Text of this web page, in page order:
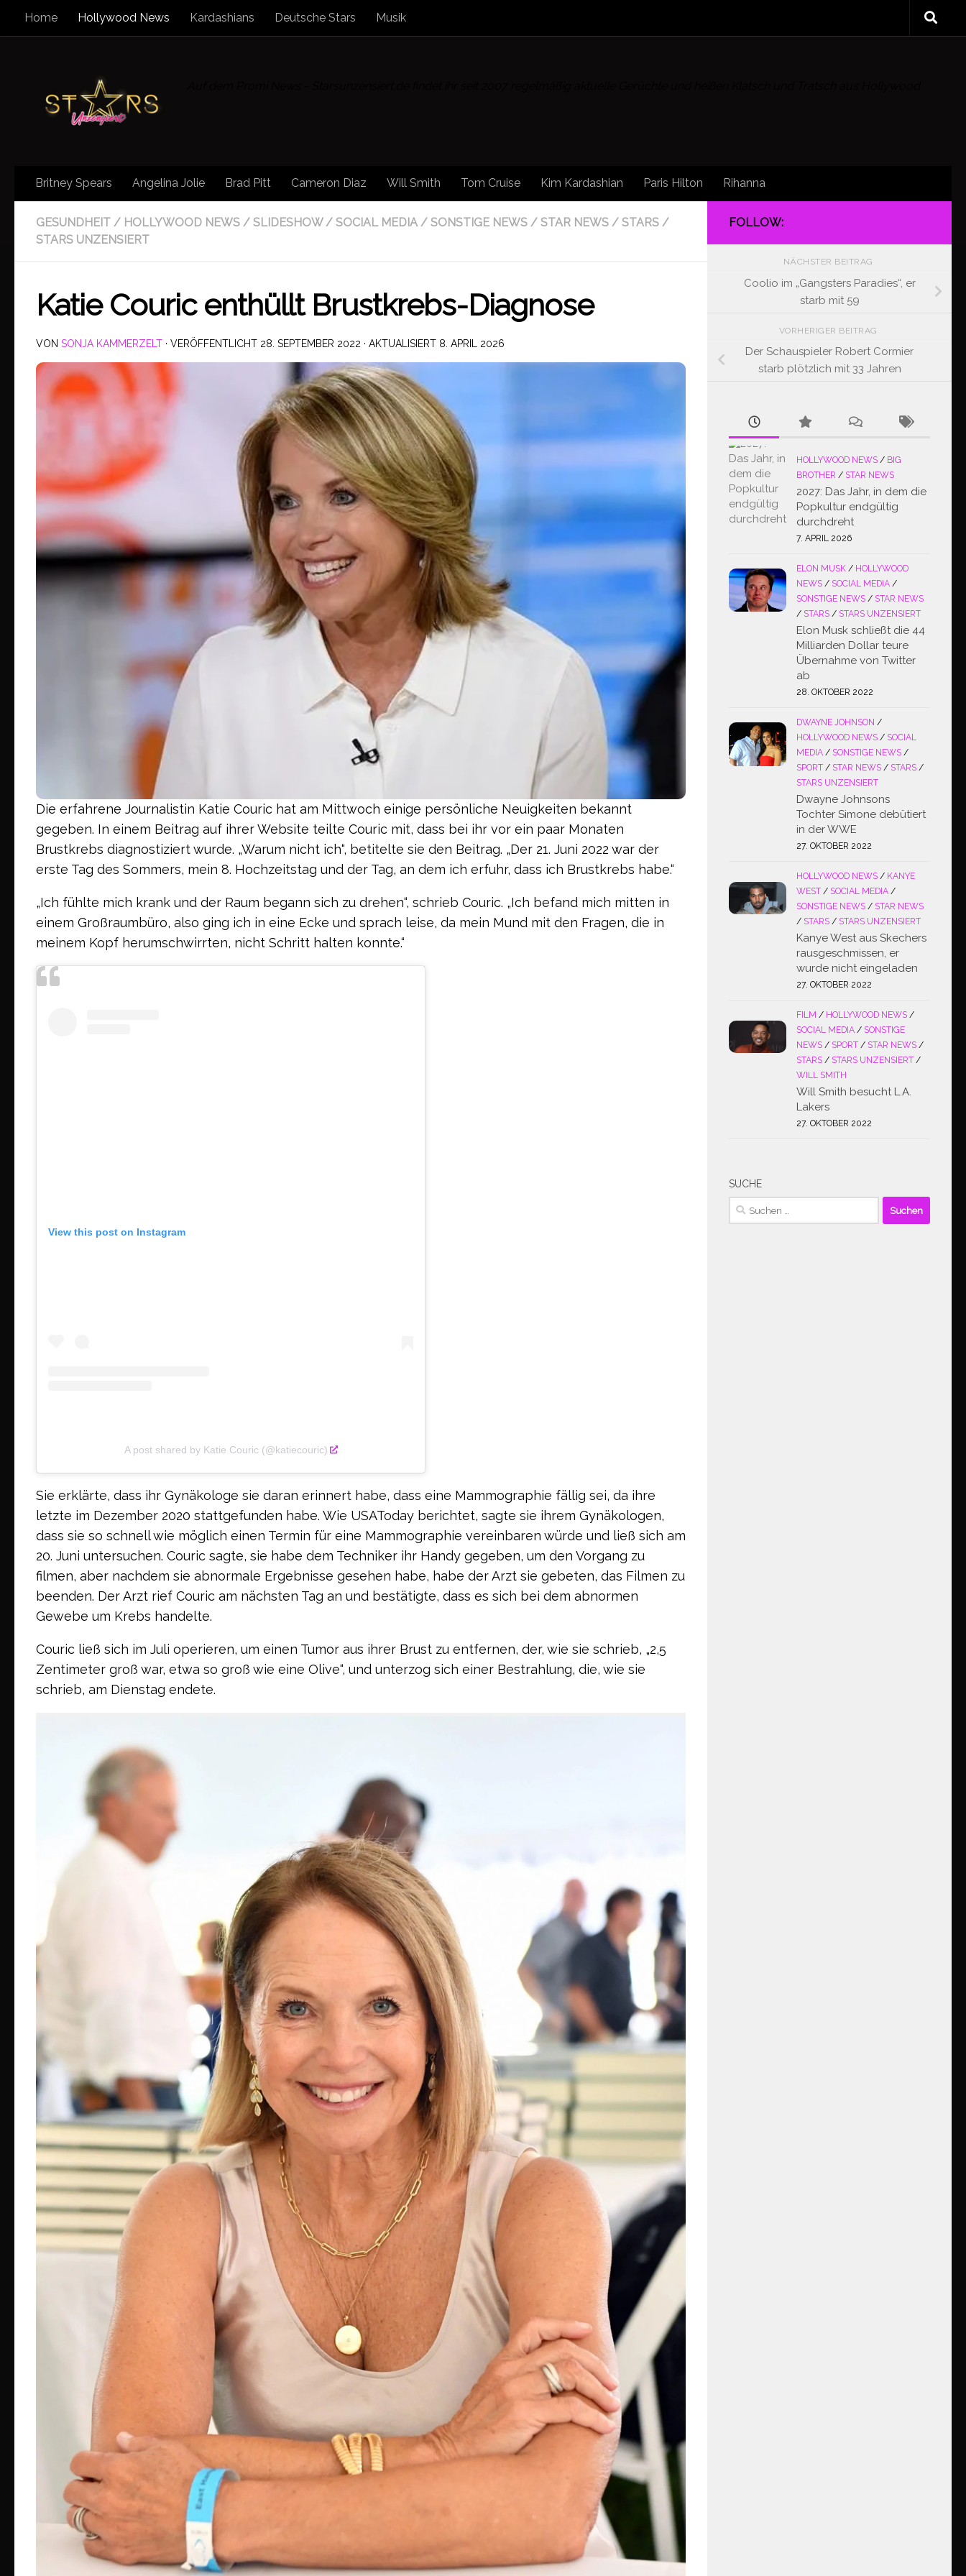
Zum Inhalt springen
Home Hollywood News Kardashians Deutsche Stars Musik
Britney Spears Angelina Jolie Brad Pitt Cameron Diaz Will Smith Tom Cruise Kim Kardashian Paris Hilton Rihanna
GESUNDHEIT / HOLLYWOOD NEWS / SLIDESHOW / SOCIAL MEDIA / SONSTIGE NEWS / STAR NEWS / STARS /
STARS UNZENSIERT
Katie Couric enthüllt Brustkrebs-Diagnose
VON SONJA KAMMERZELT · VERÖFFENTLICHT 28. SEPTEMBER 2022 · AKTUALISIERT 8. APRIL 2026
Die erfahrene Journalistin Katie Couric hat am Mittwoch einige persönliche Neuigkeiten bekannt
gegeben. In einem Beitrag auf ihrer Website teilte Couric mit, dass bei ihr vor ein paar Monaten
Brustkrebs diagnostiziert wurde. „Warum nicht ich“, betitelte sie den Beitrag. „Der 21. Juni 2022 war der
erste Tag des Sommers, mein 8. Hochzeitstag und der Tag, an dem ich erfuhr, dass ich Brustkrebs habe.“
„Ich fühlte mich krank und der Raum begann sich zu drehen“, schrieb Couric. „Ich befand mich mitten in
einem Großraumbüro, also ging ich in eine Ecke und sprach leise, da mein Mund mit den Fragen, die in
meinem Kopf herumschwirrten, nicht Schritt halten konnte.“
View this post on Instagram
A post shared by Katie Couric (@katiecouric)
Sie erklärte, dass ihr Gynäkologe sie daran erinnert habe, dass eine Mammographie fällig sei, da ihre
letzte im Dezember 2020 stattgefunden habe. Wie USAToday berichtet, sagte sie ihrem Gynäkologen,
dass sie so schnell wie möglich einen Termin für eine Mammographie vereinbaren würde und ließ sich am
20. Juni untersuchen. Couric sagte, sie habe dem Techniker ihr Handy gegeben, um den Vorgang zu
filmen, aber nachdem sie abnormale Ergebnisse gesehen habe, habe der Arzt sie gebeten, das Filmen zu
beenden. Der Arzt rief Couric am nächsten Tag an und bestätigte, dass es sich bei dem abnormen
Gewebe um Krebs handelte.
Couric ließ sich im Juli operieren, um einen Tumor aus ihrer Brust zu entfernen, der, wie sie schrieb, „2,5
Zentimeter groß war, etwa so groß wie eine Olive“, und unterzog sich einer Bestrahlung, die, wie sie
schrieb, am Dienstag endete.
FOLLOW:
NÄCHSTER BEITRAG
Coolio im „Gangsters Paradies“, er
starb mit 59
VORHERIGER BEITRAG
Der Schauspieler Robert Cormier
starb plötzlich mit 33 Jahren
HOLLYWOOD NEWS / BIG
BROTHER / STAR NEWS
2027: Das Jahr, in dem die
Popkultur endgültig
durchdreht
7. APRIL 2026
ELON MUSK / HOLLYWOOD
NEWS / SOCIAL MEDIA /
SONSTIGE NEWS / STAR NEWS
/ STARS / STARS UNZENSIERT
Elon Musk schließt die 44
Milliarden Dollar teure
Übernahme von Twitter
ab
28. OKTOBER 2022
DWAYNE JOHNSON /
HOLLYWOOD NEWS / SOCIAL
MEDIA / SONSTIGE NEWS /
SPORT / STAR NEWS / STARS /
STARS UNZENSIERT
Dwayne Johnsons
Tochter Simone debütiert
in der WWE
27. OKTOBER 2022
HOLLYWOOD NEWS / KANYE
WEST / SOCIAL MEDIA /
SONSTIGE NEWS / STAR NEWS
/ STARS / STARS UNZENSIERT
Kanye West aus Skechers
rausgeschmissen, er
wurde nicht eingeladen
27. OKTOBER 2022
FILM / HOLLYWOOD NEWS /
SOCIAL MEDIA / SONSTIGE
NEWS / SPORT / STAR NEWS /
STARS / STARS UNZENSIERT /
WILL SMITH
Will Smith besucht L.A.
Lakers
27. OKTOBER 2022
SUCHE
Suchen
nach: